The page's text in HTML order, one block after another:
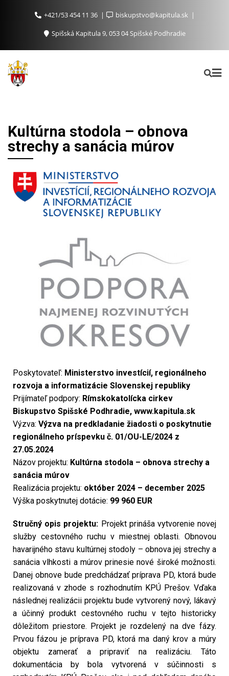
+421/53 454 11 36
biskupstvo@kapitula.sk
Spišská Kapitula 9, 053 04 Spišské Podhradie
Kultúrna stodola – obnova
strechy a sanácia múrov
Poskytovateľ: Ministerstvo investícií, regionálneho
rozvoja a informatizácie Slovenskej republiky
Prijímateľ podpory: Rímskokatolícka cirkev
Biskupstvo Spišské Podhradie, www.kapitula.sk
Výzva: Výzva na predkladanie žiadosti o poskytnutie
regionálneho príspevku č. 01/OU-LE/2024 z
27.05.2024
Názov projektu: Kultúrna stodola – obnova strechy a
sanácia múrov
Realizácia projektu: október 2024 – december 2025
Výška poskytnutej dotácie: 99 960 EUR
Stručný opis projektu: Projekt prináša vytvorenie novej
služby cestovného ruchu v miestnej oblasti. Obnovou
havarijného stavu kultúrnej stodoly – obnova jej strechy a
sanácia vlhkosti a múrov prinesie nové široké možnosti.
Danej obnove bude predchádzať príprava PD, ktorá bude
realizovaná v zhode s rozhodnutím KPÚ Prešov. Vďaka
následnej realizácii projektu bude vytvorený nový, lákavý
a účinný produkt cestovného ruchu v tejto historicky
dôležitom priestore. Projekt je rozdelený na dve fázy.
Prvou fázou je príprava PD, ktorá ma daný krov a múry
objektu zamerať a pripraviť na realizáciu. Táto
dokumentácia by bola vytvorená v súčinnosti s